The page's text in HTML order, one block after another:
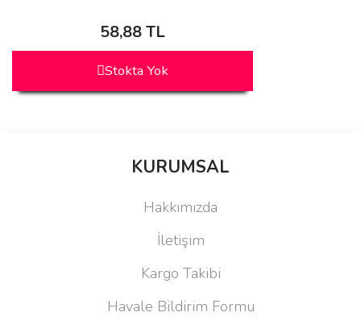
58,88 TL
Stokta Yok
KURUMSAL
Hakkımızda
İletişim
Kargo Takibi
Havale Bildirim Formu